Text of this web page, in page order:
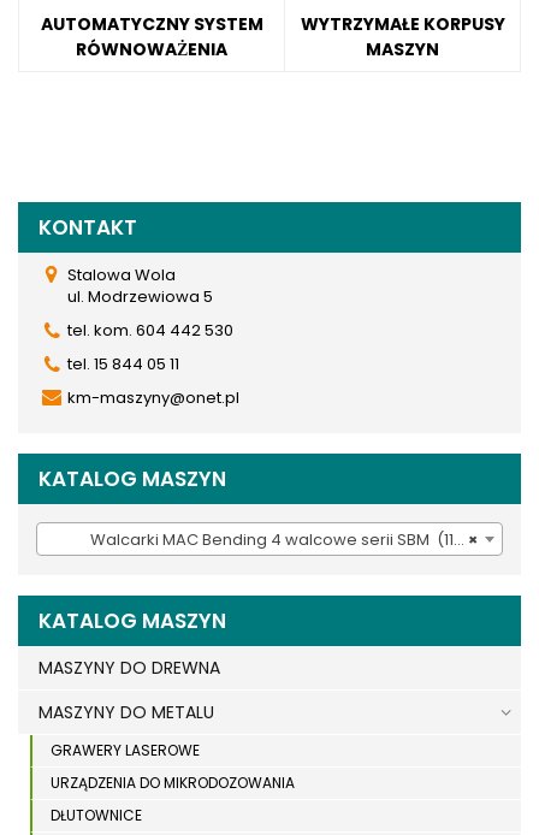
AUTOMATYCZNY SYSTEM
RÓWNOWAŻENIA
WYTRZYMAŁE KORPUSY
MASZYN
KONTAKT
Stalowa Wola
ul. Modrzewiowa 5
tel. kom. 604 442 530
tel. 15 844 05 11
km-maszyny@onet.pl
KATALOG MASZYN
×
Walcarki MAC Bending 4 walcowe serii SBM (110)
KATALOG MASZYN
MASZYNY DO DREWNA
MASZYNY DO METALU
GRAWERY LASEROWE
URZĄDZENIA DO MIKRODOZOWANIA
DŁUTOWNICE